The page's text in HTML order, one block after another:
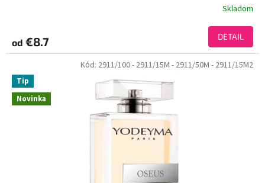
Skladom
od €8.7 DETAIL
Novinka
Tip
Kód: 2911/100- 2911/15M - 2911/50M - 2911/15M2